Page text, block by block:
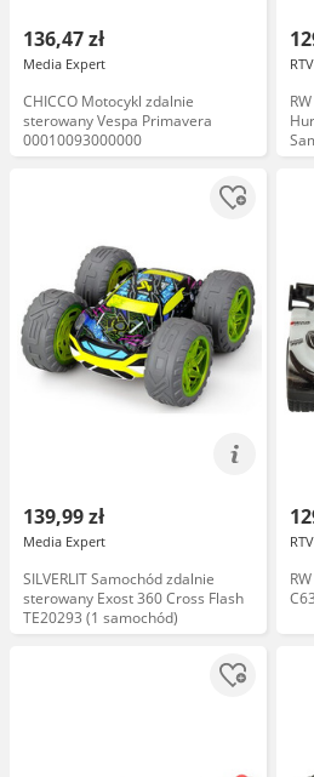
136,47 zł
Media Expert
CHICCO Motocykl zdalnie
sterowany Vespa Primavera
00010093000000
139,99 zł
Media Expert
SILVERLIT Samochód zdalnie
sterowany Exost 360 Cross Flash
TE20293 (1 samochód)